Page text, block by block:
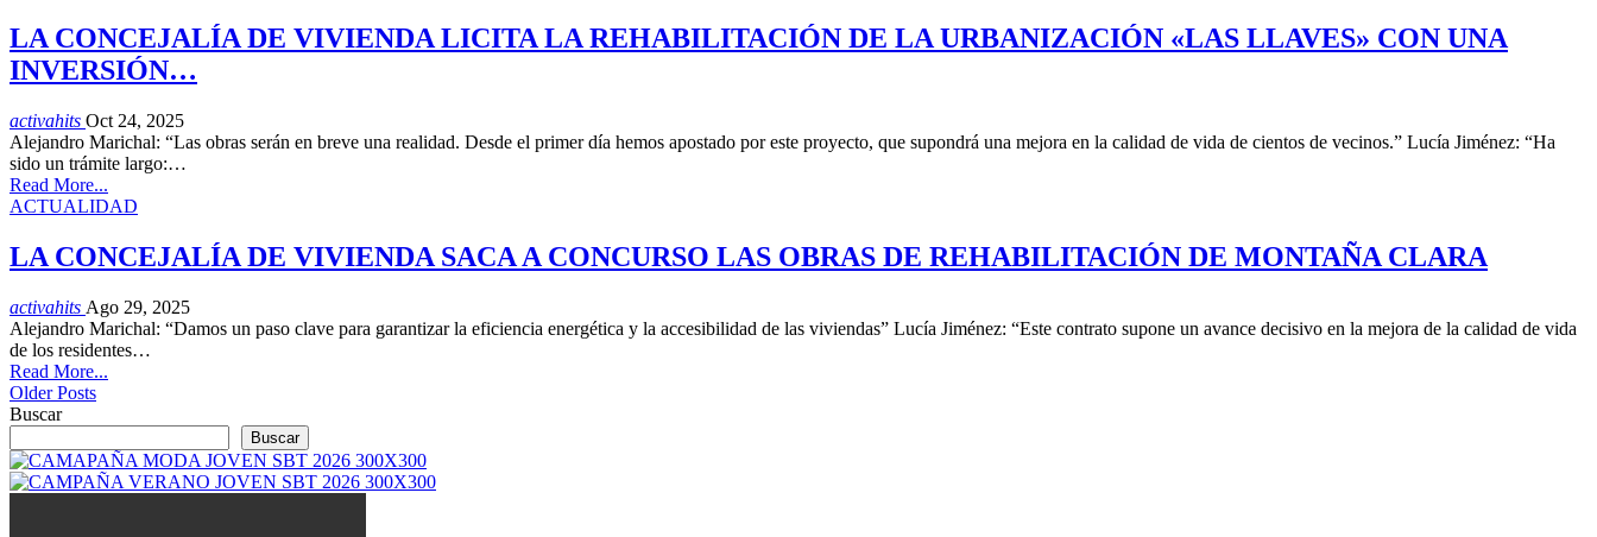
LA CONCEJALÍA DE VIVIENDA LICITA LA REHABILITACIÓN DE LA URBANIZACIÓN «LAS LLAVES» CON UNA
INVERSIÓN…
activahits Oct 24, 2025
Alejandro Marichal: “Las obras serán en breve una realidad. Desde el primer día hemos apostado por este proyecto, que supondrá una mejora en la calidad de vida de cientos de vecinos.” Lucía Jiménez: “Ha
sido un trámite largo:…
Read More...
ACTUALIDAD
LA CONCEJALÍA DE VIVIENDA SACA A CONCURSO LAS OBRAS DE REHABILITACIÓN DE MONTAÑA CLARA
activahits Ago 29, 2025
Alejandro Marichal: “Damos un paso clave para garantizar la eficiencia energética y la accesibilidad de las viviendas” Lucía Jiménez: “Este contrato supone un avance decisivo en la mejora de la calidad de vida
de los residentes…
Read More...
Older Posts
Buscar
Buscar